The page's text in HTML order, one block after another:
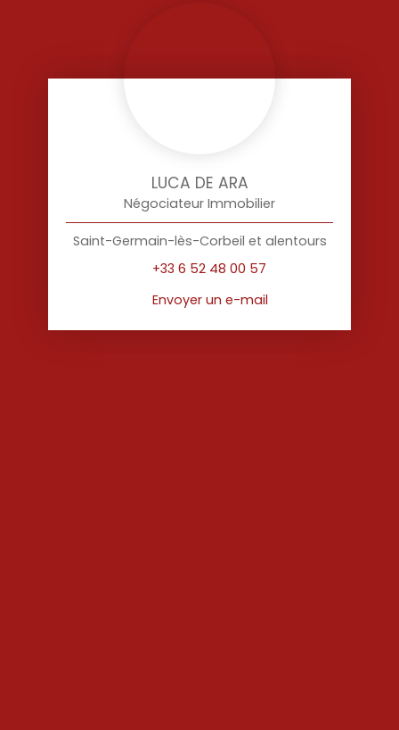
LUCA DE ARA
Négociateur Immobilier
Saint-Germain-lès-Corbeil et alentours
+33 6 52 48 00 57
Envoyer un e-mail